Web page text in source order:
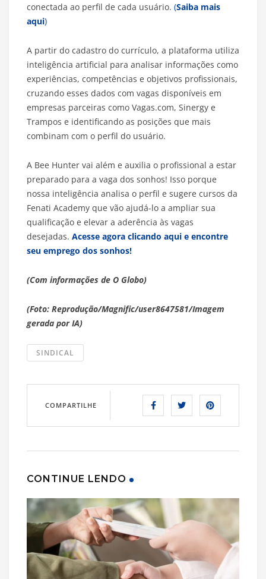
conectada ao perfil de cada usuário. (Saiba mais
aqui)
A partir do cadastro do currículo, a plataforma utiliza
inteligência artificial para analisar informações como
experiências, competências e objetivos profissionais,
cruzando esses dados com vagas disponíveis em
empresas parceiras como Vagas.com, Sinergy e
Trampos e identificando as posições que mais
combinam com o perfil do usuário.
A Bee Hunter vai além e auxilia o profissional a estar
preparado para a vaga dos sonhos! Isso porque
nossa inteligência analisa o perfil e sugere cursos da
Fenati Academy que vão ajudá-lo a ampliar sua
qualificação e elevar a aderência às vagas
desejadas. Acesse agora clicando aqui e encontre
seu emprego dos sonhos!
(Com informações de O Globo)
(Foto: Reprodução/Magnific/user8647581/Imagem
gerada por IA)
SINDICAL
COMPARTILHE
CONTINUE LENDO